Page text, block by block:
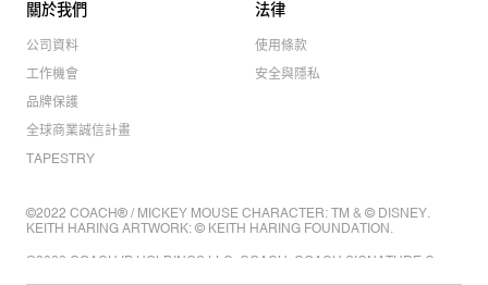
關於我們
公司資料
工作機會
品牌保護
全球商業誠信計畫
TAPESTRY
法律
使用條款
安全與隱私
©2022 COACH® / MICKEY MOUSE CHARACTER: TM & © DISNEY.
KEITH HARING ARTWORK: © KEITH HARING FOUNDATION.
©2022 COACH IP HOLDINGS LLC. COACH, COACH SIGNATURE C